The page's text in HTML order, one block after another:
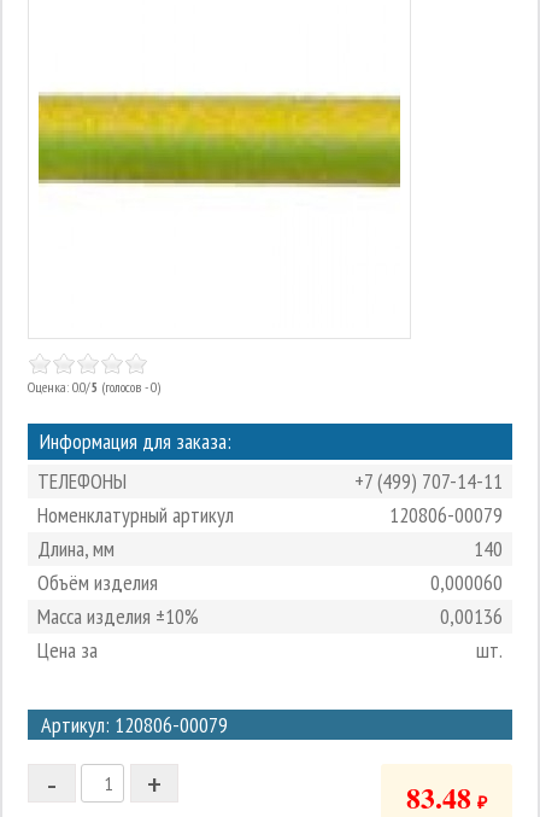
Оценка: 0.0/5 (голосов - 0)
Информация для заказа:
ТЕЛЕФОНЫ
+7 (499) 707-14-11
Номенклатурный артикул
120806-00079
Длина, мм
140
Объём изделия
0,000060
Масса изделия ±10%
0,00136
Цена за
шт.
Артикул: 120806-00079
2
1
+
- 83.48 ₽